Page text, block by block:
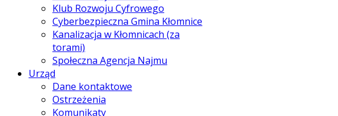
Klub Rozwoju Cyfrowego
Cyberbezpieczna Gmina Kłomnice
Kanalizacja w Kłomnicach (za
torami)
Społeczna Agencja Najmu
Urząd
Dane kontaktowe
Ostrzeżenia
Komunikaty